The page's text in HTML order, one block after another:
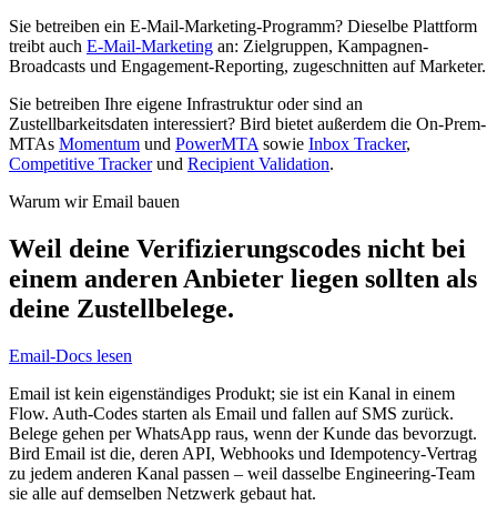
Sie betreiben ein E-Mail-Marketing-Programm? Dieselbe Plattform
treibt auch E-Mail-Marketing an: Zielgruppen, Kampagnen-
Broadcasts und Engagement-Reporting, zugeschnitten auf Marketer.
Sie betreiben Ihre eigene Infrastruktur oder sind an
Zustellbarkeitsdaten interessiert? Bird bietet außerdem die On-Prem-
MTAs Momentum und PowerMTA sowie Inbox Tracker,
Competitive Trackerund Recipient Validation.
Warum wir Email bauen
Weil deine Verifizierungscodes nicht bei
einem anderen Anbieter liegen sollten als
deine Zustellbelege.
Email-Docs lesen
Email ist kein eigenständiges Produkt; sie ist ein Kanal in einem
Flow. Auth-Codes starten als Email und fallen auf SMS zurück.
Belege gehen per WhatsApp raus, wenn der Kunde das bevorzugt.
Bird Email ist die, deren API, Webhooks und Idempotency-Vertrag
zu jedem anderen Kanal passen – weil dasselbe Engineering-Team
sie alle auf demselben Netzwerk gebaut hat.